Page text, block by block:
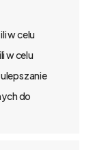
w celu
w celu
do